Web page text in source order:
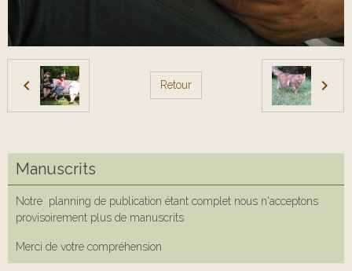
Retour
Manuscrits
Notre planning de publication étant complet nous n'acceptons
provisoirement plus de manuscrits
Merci de votre compréhension